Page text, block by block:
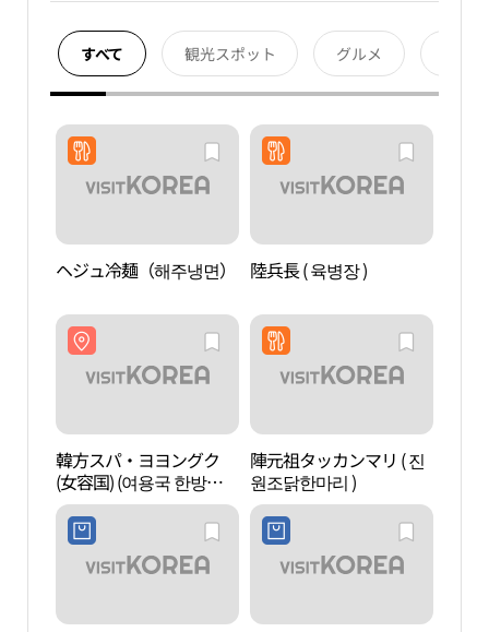
すべて 観光スポット グルメ
ヘジュ冷麺（해주냉면） 陸兵長 ( 육병장 )
韓方スパ・ヨヨングク
(女容国) (여용국 한방스
파)
陣元祖タッカンマリ ( 진
원조닭한마리 )